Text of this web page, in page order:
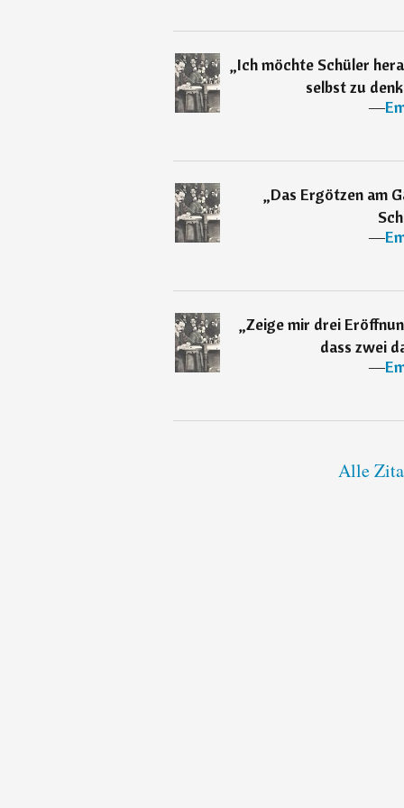
„Ich möchte Schüler
selbst zu
―
„Das Ergötzen am
―
„Zeige mir drei
dass zwei
―
Alle